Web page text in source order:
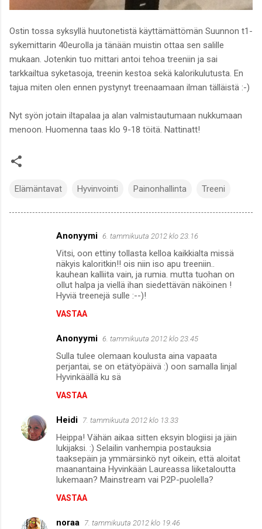
Ostin tossa syksyllä huutonetistä käyttämättömän Suunnon t1-
sykemittarin 40eurolla ja tänään muistin ottaa sen salille
mukaan. Jotenkin tuo mittari antoi tehoa treeniin ja sai
tarkkailtua syketasoja, treenin kestoa sekä kalorikulutusta. En
tajua miten olen ennen pystynyt treenaamaan ilman tälläistä :-)
Nyt syön jotain iltapalaa ja alan valmistautumaan nukkumaan
menoon. Huomenna taas klo 9-18 töitä. Nattinatt!
Elämäntavat Hyvinvointi Painonhallinta Treeni
Anonyymi 6. tammikuuta 2012 klo 23.16
Vitsi, oon ettiny tollasta kelloa kaikkialta missä
näkyis kaloritkin!! ois niin iso apu treeniin..
kauhean kalliita vain, ja rumia. mutta tuohan on
ollut halpa ja viellä ihan siedettävän näköinen !
Hyviä treenejä sulle :--)!
VASTAA
Anonyymi 6. tammikuuta 2012 klo 23.45
Sulla tulee olemaan koulusta aina vapaata
perjantai, se on etätyöpäivä :) oon samalla linjal
Hyvinkäällä ku sä
VASTAA
Heidi 7. tammikuuta 2012 klo 13.33
Heippa! Vähän aikaa sitten eksyin blogiisi ja jäin
lukijaksi. :) Selailin vanhempia postauksia
taaksepäin ja ymmärsinkö nyt oikein, että aloitat
maanantaina Hyvinkään Laureassa liiketaloutta
lukemaan? Mainstream vai P2P-puolella?
VASTAA
noraa 7. tammikuuta 2012 klo 19.46